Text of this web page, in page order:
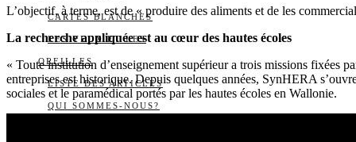
CARTES BLANCHES
LES YEUX ET LES
OREILLES
LISTE DES ARTICLES
QUI SOMMES-NOUS?
L’objectif, à terme, est de « produire des aliments et de les
La recherche appliquée est au cœur des hautes écoles
« Toute institution d’enseignement supérieur a trois missions fixées
entreprises est historique. Depuis quelques années, SynHERA
sociales et le paramédical portés par les hautes écoles en Wallonie.